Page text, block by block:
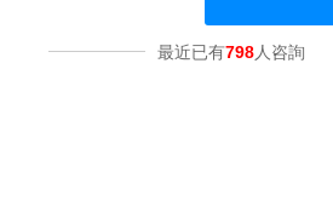
最近已有798人咨詢